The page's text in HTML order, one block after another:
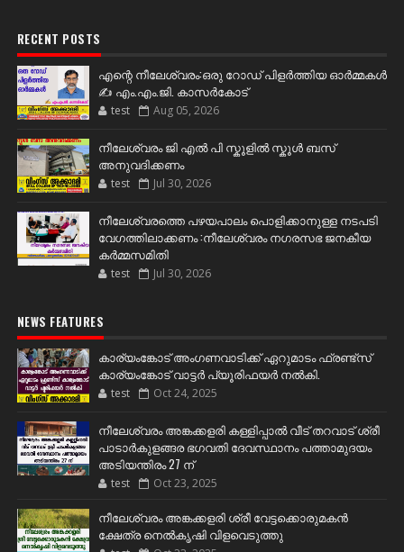
RECENT POSTS
എന്റെ നീലേശ്വരം:ഒരു റോഡ് പിളർത്തിയ ഓർമ്മകൾ
✍️ എം.എം.ജി. കാസർകോട്
test Aug 05, 2026
നീലേശ്വരം ജി എൽ പി സ്കൂളിൽ സ്കൂൾ ബസ്
അനുവദിക്കണം
test Jul 30, 2026
നീലേശ്വരത്തെ പഴയപാലം പൊളിക്കാനുള്ള നടപടി
വേഗത്തിലാക്കണം :നീലേശ്വരം നഗരസഭ ജനകീയ
കർമ്മസമിതി
test Jul 30, 2026
NEWS FEATURES
കാര്യംങ്കോട് അംഗണവാടിക്ക് ഏറുമാടം ഫ്രണ്ട്സ്
കാര്യംങ്കോട് വാട്ടർ പ്യൂരിഫയർ നൽകി.
test Oct 24, 2025
നീലേശ്വരം അങ്കക്കളരി കള്ളിപ്പാൽ വീട് തറവാട് ശ്രീ
പാടാർകുളങ്ങര ഭഗവതി ദേവസ്ഥാനം പത്താമുദയം
അടിയന്തിരം 27 ന്
test Oct 23, 2025
നീലേശ്വരം അങ്കക്കളരി ശ്രീ വേട്ടക്കൊരുമകൻ
ക്ഷേത്ര നെൽകൃഷി വിളവെടുത്തു